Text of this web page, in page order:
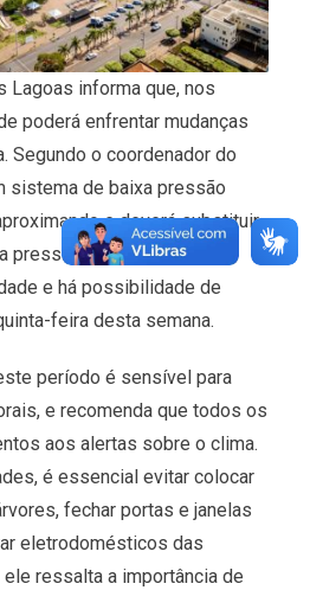
Lagoas informa que, nos
poderá enfrentar mudanças
Segundo o coordenador do
sistema de baixa pressão
e deverá substituir
Essa mudança
e há possibilidade de
feira desta semana.
período é sensível para
e recomenda que todos os
aos alertas sobre o clima.
é essencial evitar colocar
fechar portas e janelas
eletrodomésticos das
ressalta a importância de